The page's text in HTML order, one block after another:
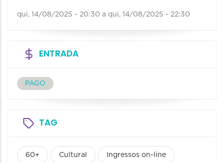
qui, 14/08/2025 - 20:30 a qui, 14/08/2025 - 22:30
ENTRADA
PAGO
TAG
60+ Cultural Ingressos on-line